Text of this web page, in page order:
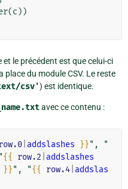
(c ))
le précédent est que celui-ci
place du module CSV. Le reste
csv') est identique.
avec ce contenu :
addslashes }}", "
{{ row.2 addslashes
}}", "{{ row.4 addslas